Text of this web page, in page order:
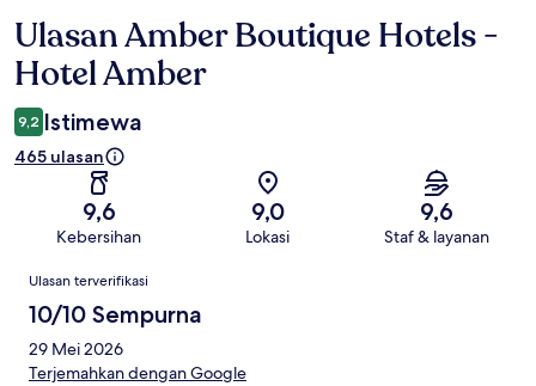
Ulasan
Ulasan Amber Boutique Hotels -
Hotel Amber
9,2 Istimewa
465 ulasan
9,6
Kebersihan
9,0
Lokasi
9,6
Staf & layanan
Ulasan
Ulasan terverifikasi
10/10 Sempurna
29 Mei 2026
Terjemahkan dengan Google